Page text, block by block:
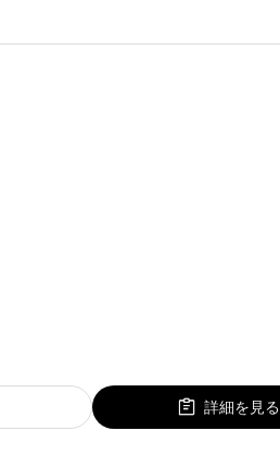
詳細を見る